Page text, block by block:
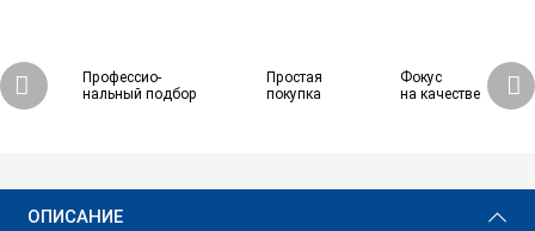
Профессио-
нальный подбор
Простая
покупка
Фокус
на качестве
ОПИСАНИЕ